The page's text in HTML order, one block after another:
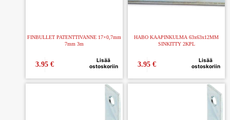
FINBULLET PATENTTIVANNE 17×0,7mm
7mm 3m
3.95€
Lisää
ostoskoriin
HABO KAAPINKULMA 63x63x12MM
SINKITTY 2KPL
3.95€
Lisää
ostoskoriin